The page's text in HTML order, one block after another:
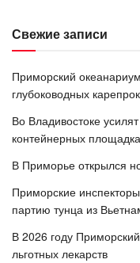
Свежие записи
Приморский
глубоководных
Во Владивостоке
контейнерных
В Приморье открылся
Приморские
партию тунца из
В 2026 году
льготных лекарств